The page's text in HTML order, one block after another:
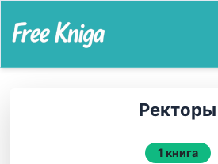
Ректоры
1 книга